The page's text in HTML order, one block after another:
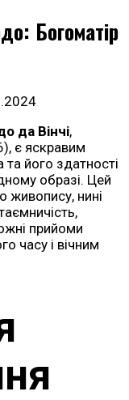
Богоматір
да Вінчі,
є яскравим
його здатності
образі. Цей
живопису, нині
прийоми
часу і вічним